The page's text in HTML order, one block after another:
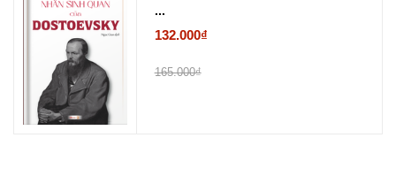
...
132.000₫
165.000₫